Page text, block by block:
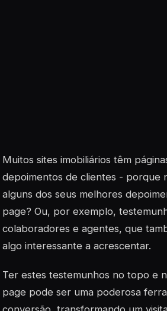
Muitos sites imobiliários têm
depoimentos de clientes - porque
alguns dos seus melhores
page? Ou, por exemplo,
colaboradores e agentes, que
algo interessante a acrescentar.
Ter estes testemunhos no topo e
page pode ser uma poderosa